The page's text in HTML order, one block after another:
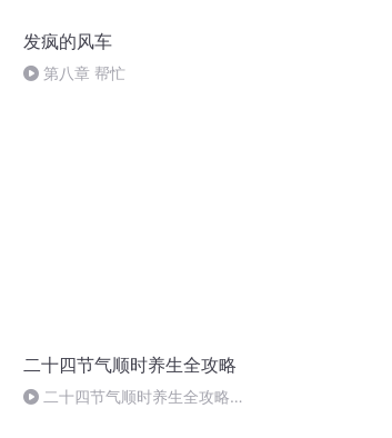
发疯的风车
第八章 帮忙
二十四节气顺时养生全攻略
二十四节气顺时养生全攻略